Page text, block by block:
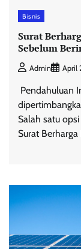
Bisnis
Surat
Sebelum
Admin April
Pendahuluan
Salah satu
Surat